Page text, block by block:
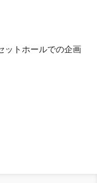
ットホールでの企画